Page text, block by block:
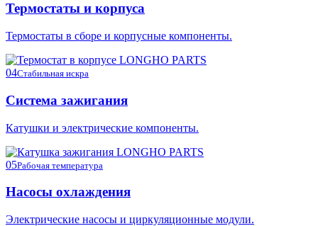
Термостаты и корпуса
Термостаты в сборе и корпусные компоненты.
04Стабильная искра
Система зажигания
Катушки и электрические компоненты.
05Рабочая температура
Насосы охлаждения
Электрические насосы и циркуляционные модули.